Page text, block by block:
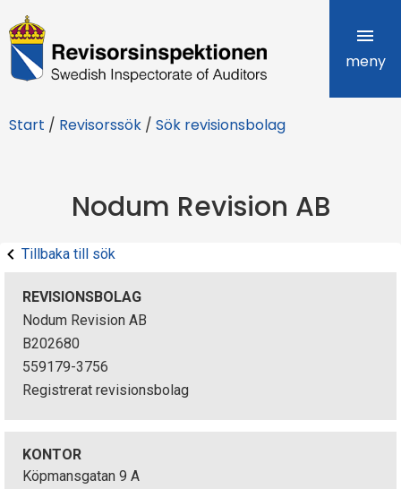
R
e
i
r
n
e
meny
Start / Revisorssök / Sök revisionsbolag
Nodum Revision AB
Tillbaka till sök
REVISIONSBOLAG
Nodum Revision AB
B202680
559179-3756
Registrerat revisionsbolag
KONTOR
Köpmansgatan 9 A